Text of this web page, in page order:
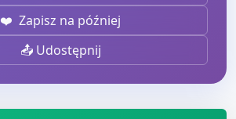
❤️ Zapisz na później
📤 Udostępnij